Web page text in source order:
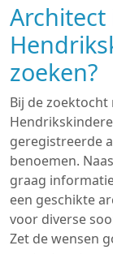
Architect
zoeken?
Bij de
geregistreerde
benoemen.
graag
een geschikte
voor diverse
Zet de wensen